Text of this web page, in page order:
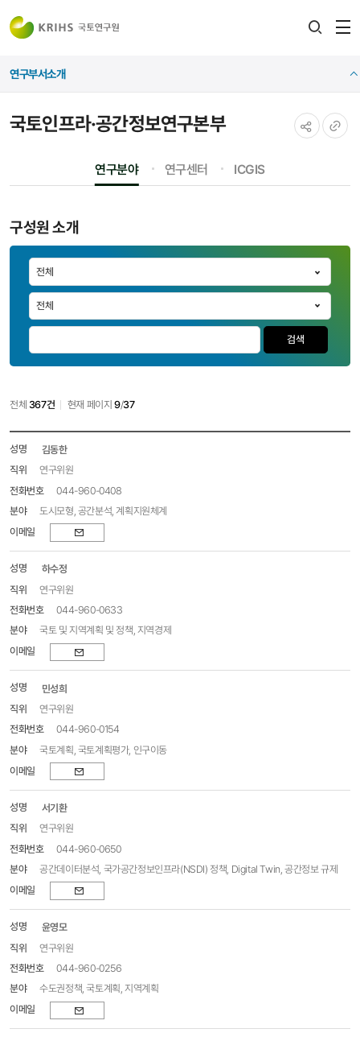
국토인프라·공간정보연구본부
연구부서소개
연구분야 연구센터 ICGIS
구성원 소개
전체 367건 현재 페이지9/37
목록
-
성명,
전화번호,
분야,
김동한
연구위원
044-960-0408
도시모형, 공간분석, 계획지원체계
이메일
하수정
연구위원
044-960-0633
국토 및 지역계획 및 정책, 지역경제
이메일
민성희
연구위원
044-960-0154
국토계획, 국토계획평가, 인구이동
이메일
서기환
연구위원
044-960-0650
공간데이터분석, 국가공간정보인프라(NSDI) 정책, Digital Twin, 공간정보 규제
이메일
윤영모
연구위원
044-960-0256
수도권정책, 국토계획, 지역계획
이메일